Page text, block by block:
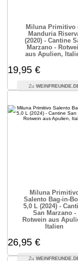
Miluna Primitivo
Manduria
(2020) - Cantine
Marzano -
aus Apulien,
19,95 €
Miluna
Salento Bag-in-
5,0 L (2024) -
San Marzano -
Rotwein aus
Italien
26,95 €